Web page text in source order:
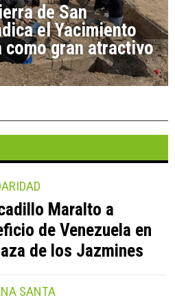
de San
el Yacimiento
como gran atractivo
Maralto a
de Venezuela en
de los Jazmines
SANTA